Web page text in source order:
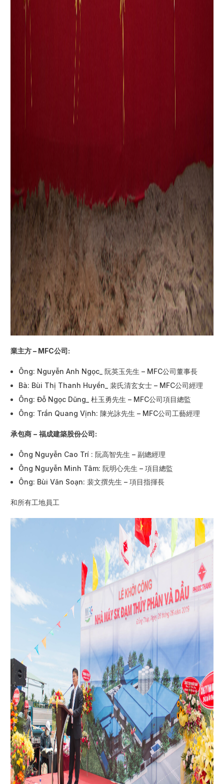
業主方– MFC公司:
Ông: Nguyễn Anh Ngọc_ 阮英玉先生 – MFC公司董事長
Bà: Bùi Thị Thanh Huyền_ 裴氏清玄女士 – MFC公司經理
Ông: Đỗ Ngọc Dũng_ 杜玉勇先生 – MFC公司項目總監
Ông: Trần Quang Vịnh: 陳光詠先生 – MFC公司工藝經理
承包商 – 福成建築股份公司:
Ông Nguyễn Cao Trí : 阮高智先生 – 副總經理
Ông Nguyễn Minh Tâm: 阮明心先生 – 項目總監
Ông: Bùi Văn Soạn: 裴文撰先生 – 項目指揮長
和所有工地員工